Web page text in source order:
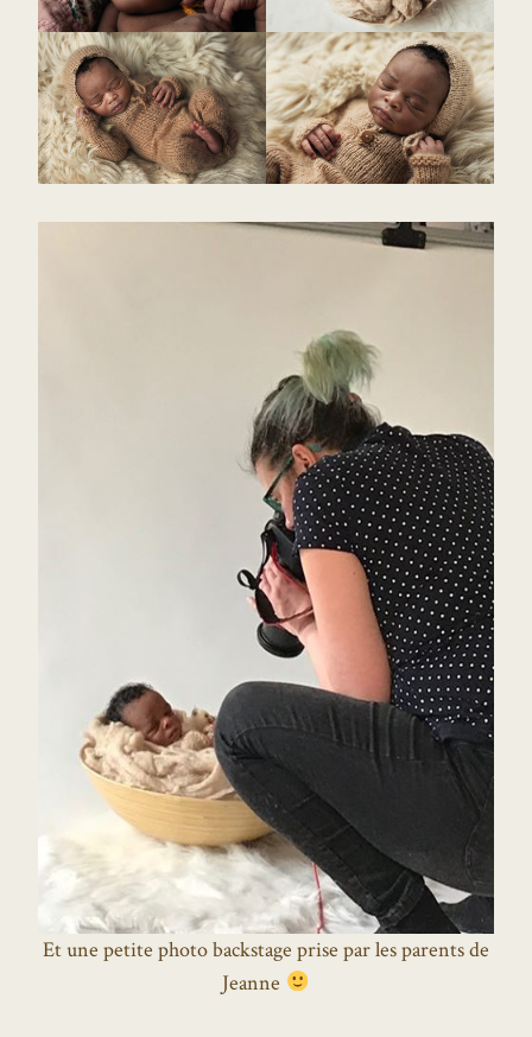
Et une petite photo backstage prise par les parents de
Jeanne